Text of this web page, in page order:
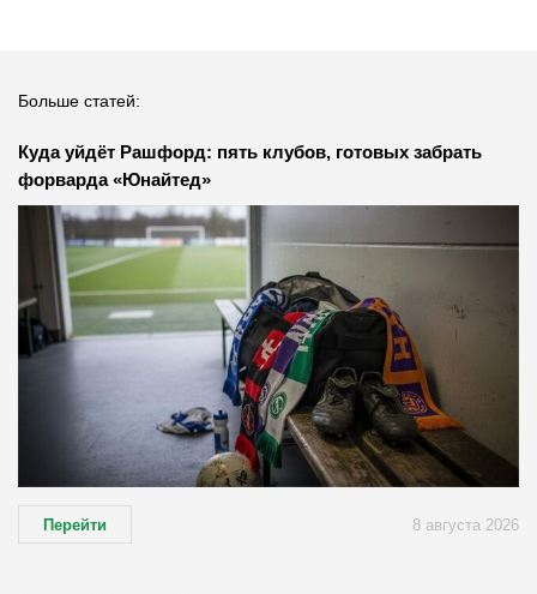
Больше статей:
Куда уйдёт Рашфорд: пять клубов, готовых забрать
форварда «Юнайтед»
Перейти 8 августа 2026